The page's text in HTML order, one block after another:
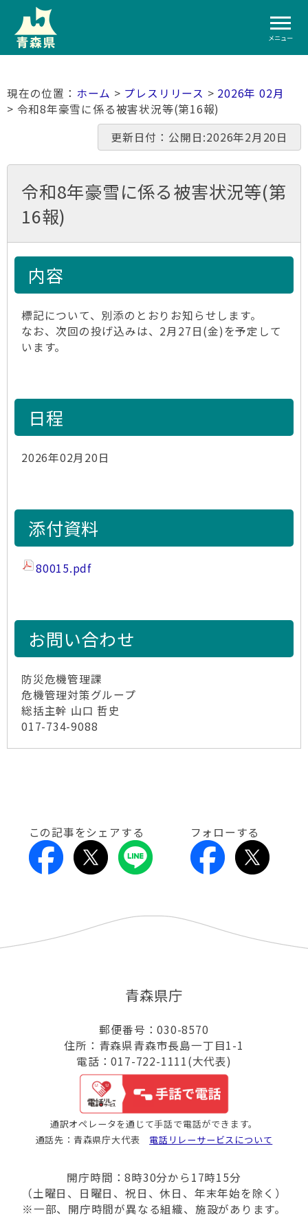
メニュー
ホーム > プレスリリース > 2026年 02月
> 令和8年豪雪に係る被害状況等(第16報)
更新日付：公開日:2026年2月20日
令和8年豪雪に係る被害状況等(第
16報)
内容
標記について、別添のとおりお知らせします。
なお、次回の投げ込みは、2月27日(金)を予定して
います。
日程
2026年02月20日
添付資料
80015.pdf
お問い合わせ
防災危機管理課
危機管理対策グループ
総括主幹 山口 哲史
017-734-9088
この記事をシェアする フォローする
青森県庁
郵便番号：030-8570
住所：青森県青森市長島一丁目1-1
電話：017-722-1111(大代表)
通訳オペレータを通じて手話で電話ができます。
通話先：青森県庁大代表 電話リレーサービスについて
開庁時間：8時30分から17時15分
（土曜日、日曜日、祝日、休日、年末年始を除く）
※一部、開庁時間が異なる組織、施設があります。